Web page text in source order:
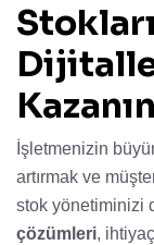
Kazanın
İşletmenizin
artırmak ve
stok yönetiminizi
çözümleri,